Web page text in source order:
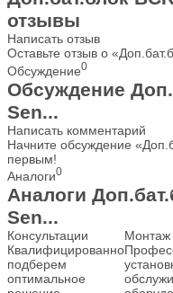
отзывы
Написать отзыв
Оставьте отзыв о
Обсуждение0
Обсуждение
Sen...
Написать комментарий
Начните обсуждение
первым!
Аналоги0
Аналоги
Sen...
Консультации
Квалифицированно
подберем
оптимальное
Монтаж